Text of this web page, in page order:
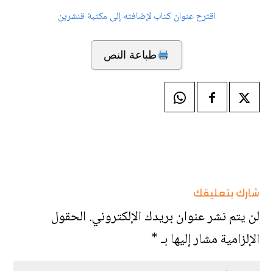
اقترح عنوان كتاب لإضافته إلى مكتبة قنشرين
طباعة النص
شارك بتعليقك
لن يتم نشر عنوان بريدك الإلكتروني.الحقول
الإلزامية مشار إليها بـ*